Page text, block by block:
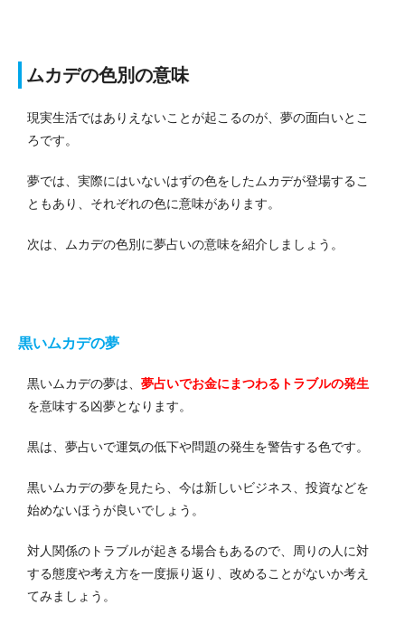
ムカデの色別の意味
現実生活ではありえないことが起こるのが、夢の面白いとこ
ろです。
夢では、実際にはいないはずの色をしたムカデが登場するこ
ともあり、それぞれの色に意味があります。
次は、ムカデの色別に夢占いの意味を紹介しましょう。
黒いムカデの夢
黒いムカデの夢は、 夢占いでお金にまつわるトラブルの発生
を意味する凶夢となります。
黒は、夢占いで運気の低下や問題の発生を警告する色です。
黒いムカデの夢を見たら、今は新しいビジネス、投資などを
始めないほうが良いでしょう。
対人関係のトラブルが起きる場合もあるので、周りの人に対
する態度や考え方を一度振り返り、改めることがないか考え
てみましょう。